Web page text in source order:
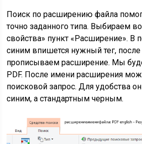
Поиск по расширению файла
точно заданного типа. Выбираем
свойства» пункт «Расширение». В
синим впишется нужный тег,
прописываем расширение. Мы
PDF. После имени расширения
поисковой запрос. Для удобства
синим, а стандартным черным.